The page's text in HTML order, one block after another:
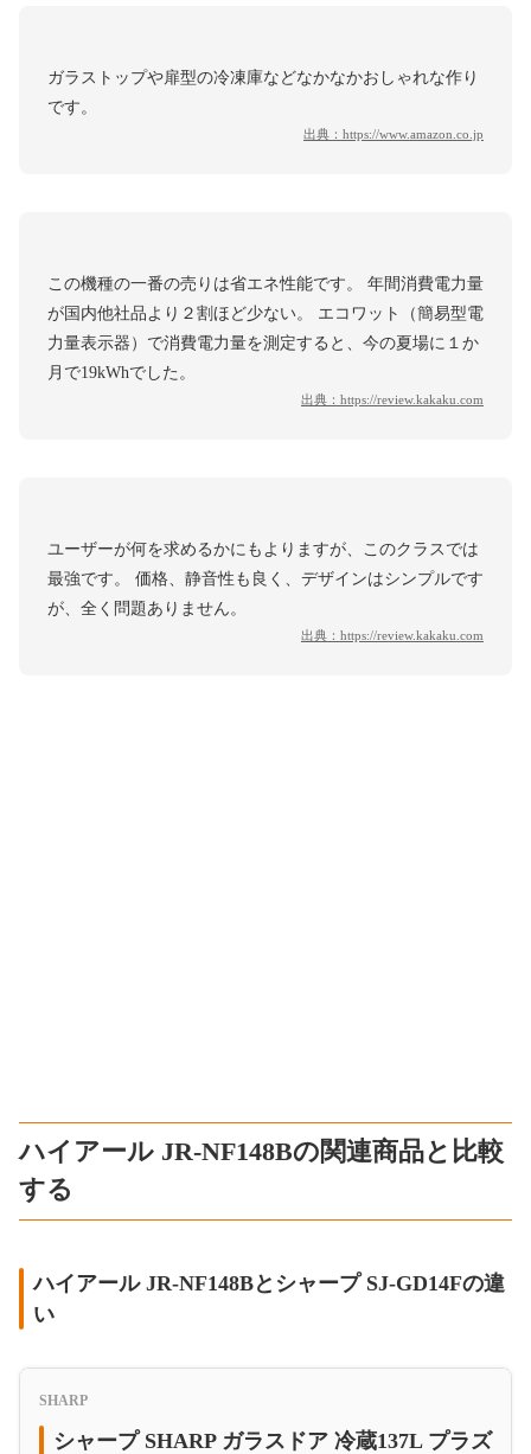
ガラストップや扉型の冷凍庫などなかなかおしゃれな作り
です。
出典： https://www.amazon.co.jp
この機種の一番の売りは省エネ性能です。 年間消費電力量
が国内他社品より２割ほど少ない。 エコワット（簡易型電
力量表示器）で消費電力量を測定すると、今の夏場に１か
月で19kWhでした。
出典： https://review.kakaku.com
ユーザーが何を求めるかにもよりますが、このクラスでは
最強です。 価格、静音性も良く、デザインはシンプルです
が、全く問題ありません。
出典： https://review.kakaku.com
ハイアール JR-NF148Bの関連商品と比較
する
ハイアール JR-NF148Bとシャープ SJ-GD14Fの違
い
SHARP
シャープ SHARP ガラスドア 冷蔵137L プラズ